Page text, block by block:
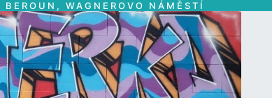
WAGNEROVO NÁMĚSTÍ